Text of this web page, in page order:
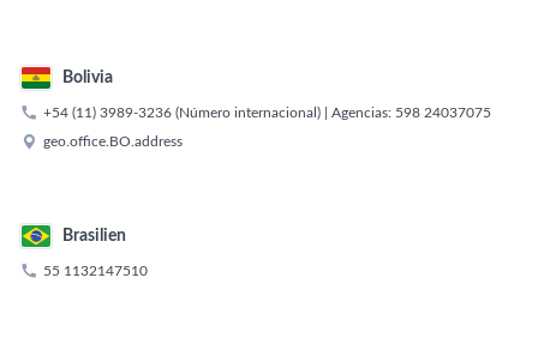
Bolivia
 +54 (11) 3989-3236 (Número internacional) | Agencias: 598 24037075
 geo.office.BO.address
Brasilien
 55 1132147510